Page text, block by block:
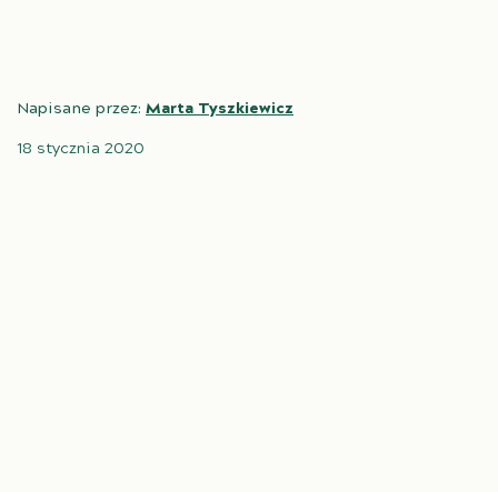
Napisane przez: Marta Tyszkiewicz
18 stycznia 2020